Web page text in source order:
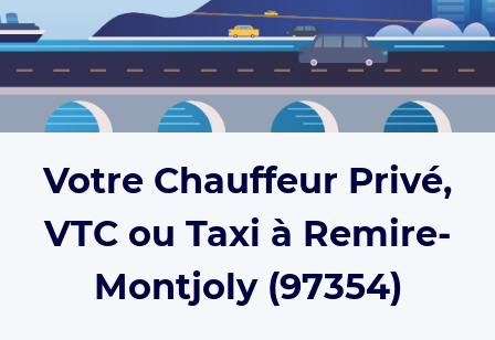
Votre Chauffeur Privé,
VTC ou Taxi à Remire-
Montjoly (97354)